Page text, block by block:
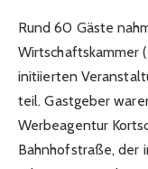
Rund 60 Gäste
Wirtschaftskammer
initiierten
teil. Gastgeber
Werbeagentur
Bahnhofstraße, der